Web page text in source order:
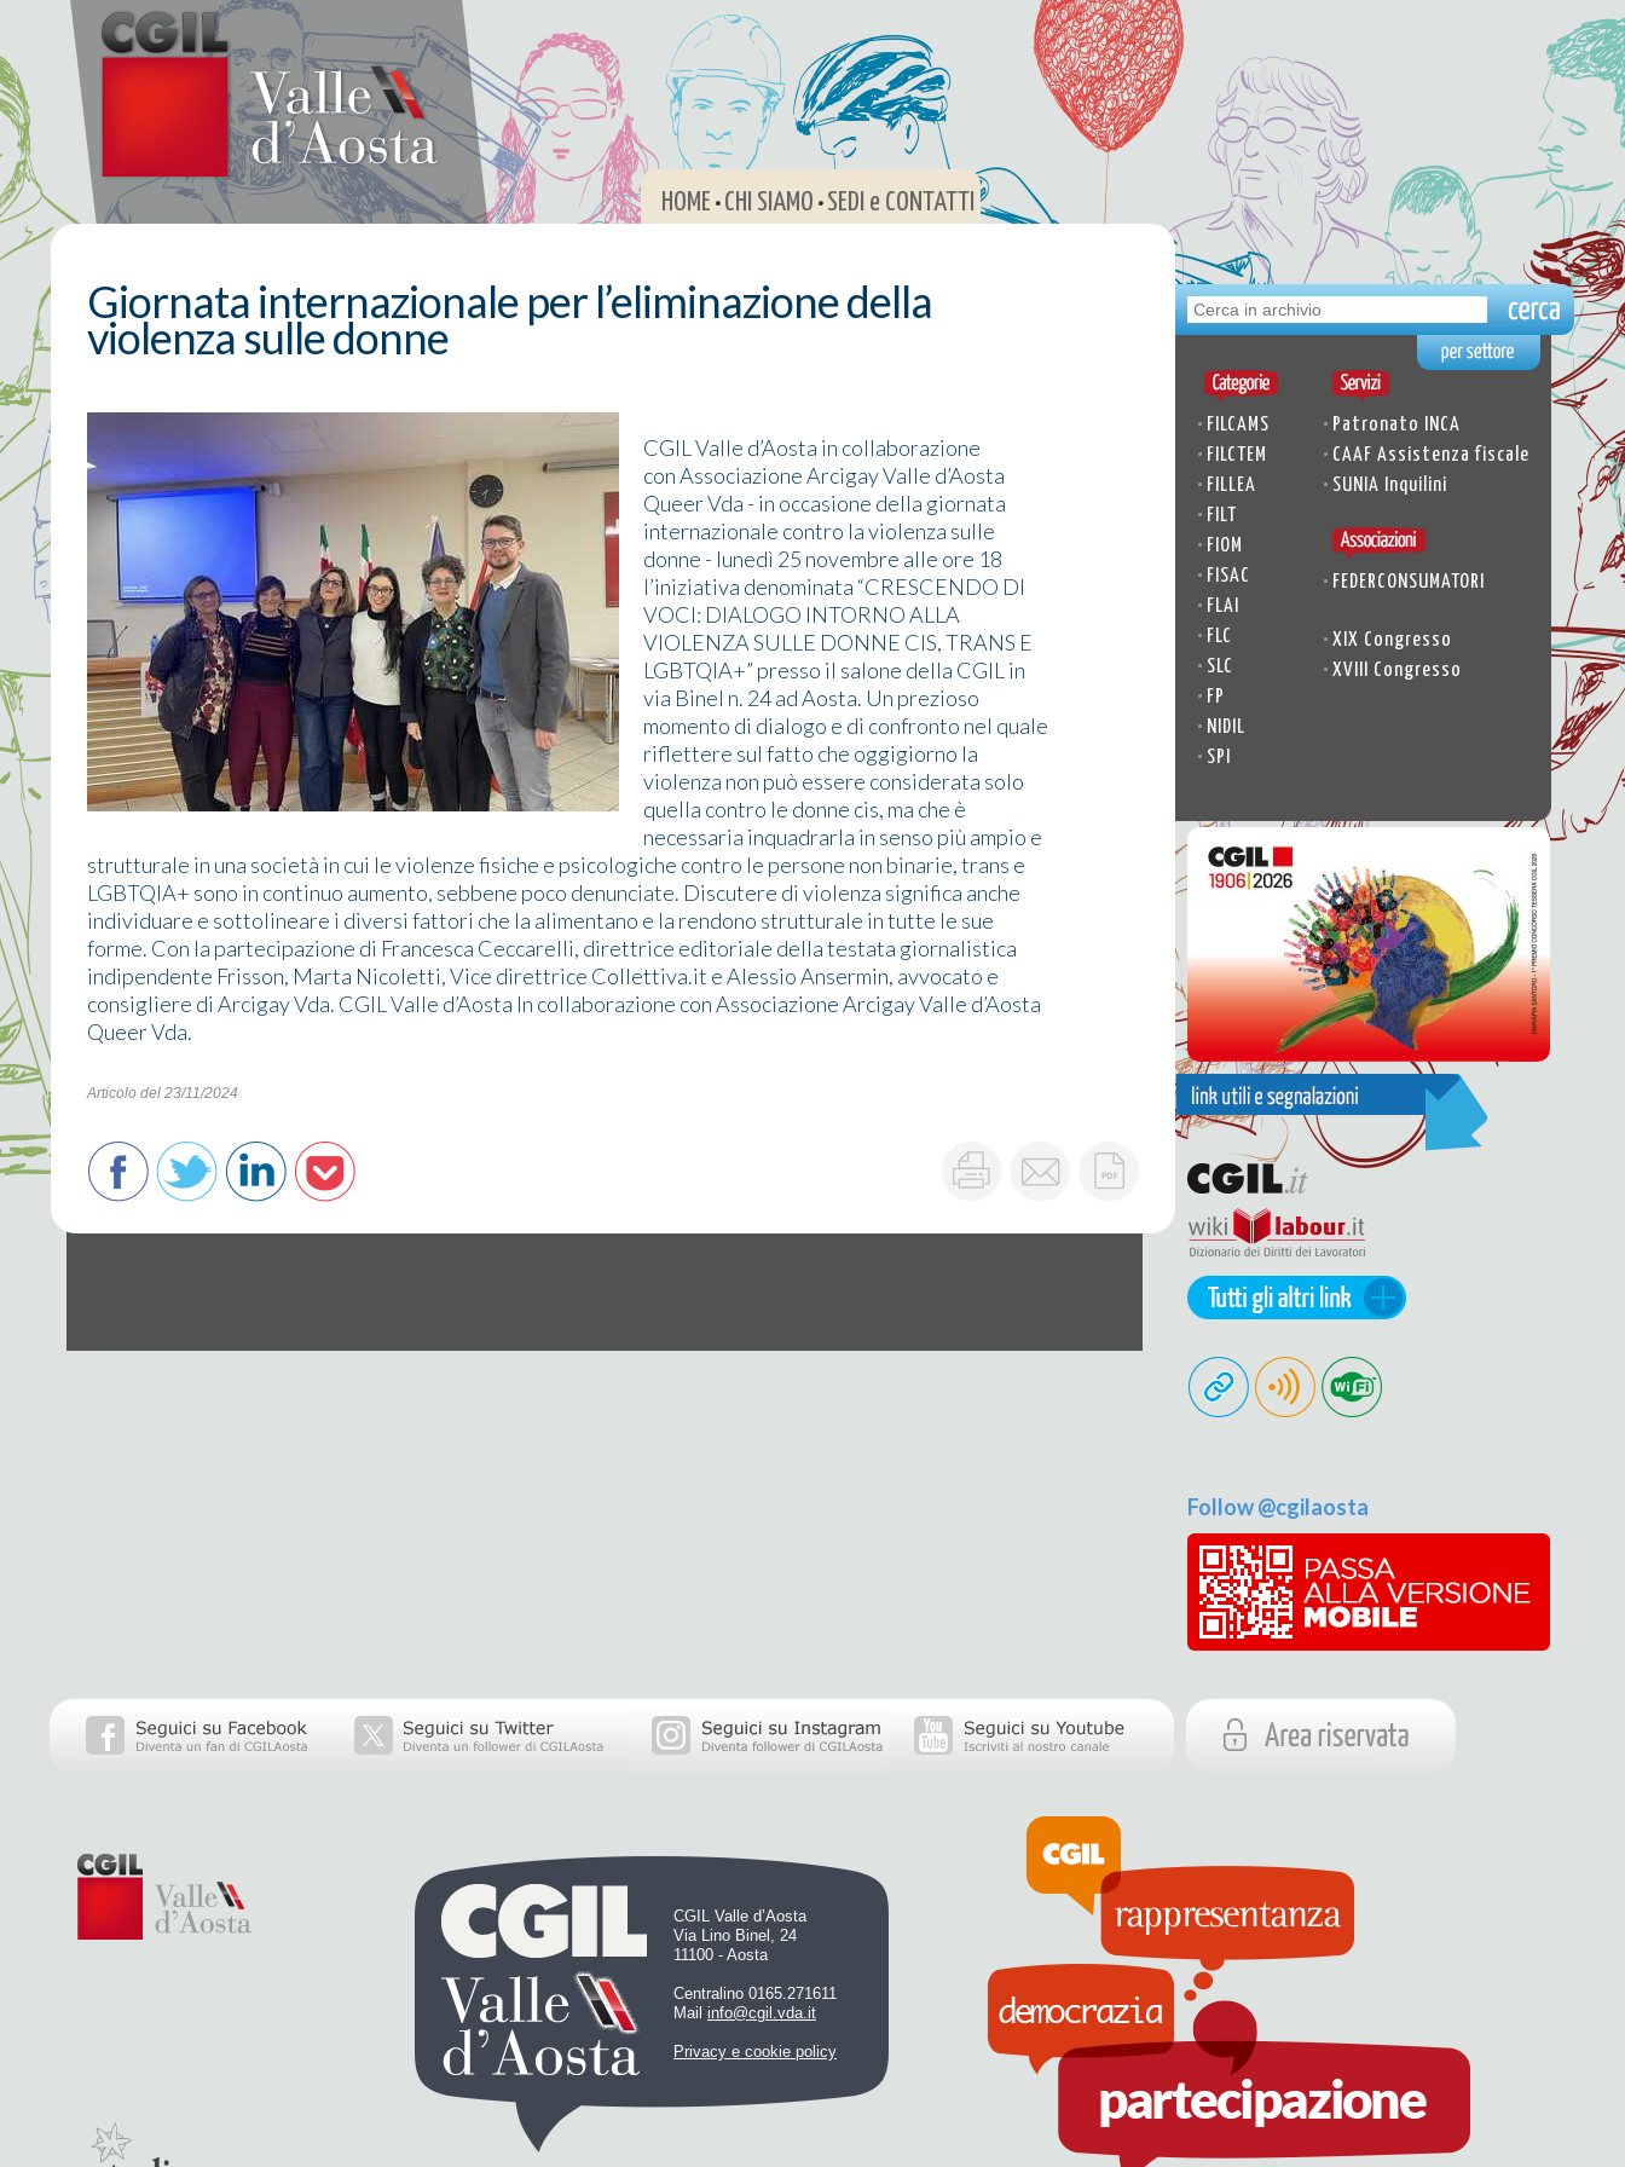
HOME • CHI SIAMO • SEDI e CONTATTI
Giornata internazionale per l’eliminazione della
violenza sulle donne
CGIL Valle d’Aosta in collaborazione
con Associazione Arcigay Valle d’Aosta
Queer Vda - in occasione della giornata
internazionale contro la violenza sulle
donne - lunedì 25 novembre alle ore 18
l’iniziativa denominata “CRESCENDO DI
VOCI: DIALOGO INTORNO ALLA
VIOLENZA SULLE DONNE CIS, TRANS E
LGBTQIA+” presso il salone della CGIL in
via Binel n. 24 ad Aosta. Un prezioso
momento di dialogo e di confronto nel quale
riflettere sul fatto che oggigiorno la
violenza non può essere considerata solo
quella contro le donne cis, ma che è
necessaria inquadrarla in senso più ampio e
strutturale in una società in cui le violenze fisiche e psicologiche contro le persone non binarie, trans e
LGBTQIA+ sono in continuo aumento, sebbene poco denunciate. Discutere di violenza significa anche
individuare e sottolineare i diversi fattori che la alimentano e la rendono strutturale in tutte le sue
forme. Con la partecipazione di Francesca Ceccarelli, direttrice editoriale della testata giornalistica
indipendente Frisson, Marta Nicoletti, Vice direttrice Collettiva.it e Alessio Ansermin, avvocato e
consigliere di Arcigay Vda. CGIL Valle d’Aosta In collaborazione con Associazione Arcigay Valle d’Aosta
Queer Vda.
Articolo del 23/11/2024
• FILCAMS
• FILCTEM
• FILLEA
• FILT
• FIOM
• FISAC
• FLAI
• FLC
• SLC
• FP
• NIDIL
• SPI
• Patronato INCA
• CAAF Assistenza fiscale
• SUNIA Inquilini
• FEDERCONSUMATORI
• XIX Congresso
• XVIII Congresso
Follow @cgilaosta
CGIL Valle d’Aosta
Via Lino Binel, 24
11100 - Aosta
Centralino 0165.271611
Mail info@cgil.vda.it
Privacy e cookie policy